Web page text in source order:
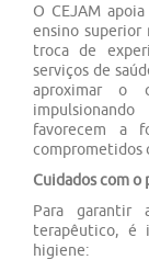
O CEJAM
ensino superior
troca de
serviços de
aproximar o
favorecem a
comprometidos
Cuidados com
Para garantir
terapêutico, é
higiene: